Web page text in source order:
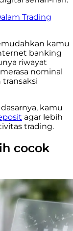
Trading
kamu
banking
riwayat
nominal
kamu
agar lebih
trading.
cocok